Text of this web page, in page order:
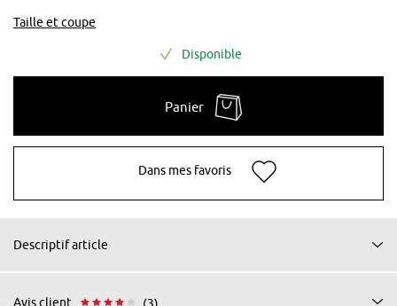
Taille et coupe
Disponible
Panier
Dans mes favoris
Descriptif article
Avis client (3)